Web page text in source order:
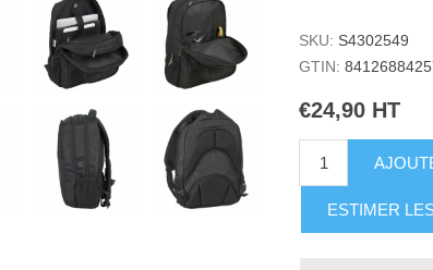
SKU: S4302549
GTIN:
€24,90 HT
ESTIMER